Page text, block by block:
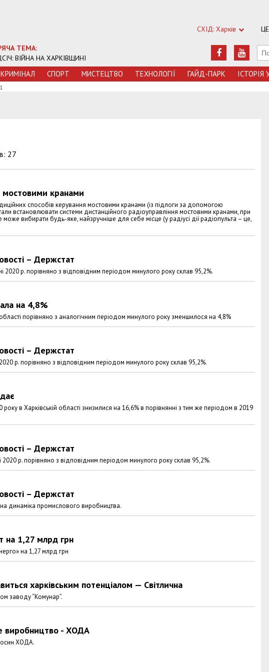
ТЕМА:
ВІЙНА НА ХАРКІВЩИНІ
СХІД: Харків
КРИМIНАЛ СПОРТ МИСТЕЦТВО ТЕХНОЛОГIЇ ГАЙД-ПАРК ІСТОРІЯ
27
мостовими кранами
способів керування мостовими кранами (із підлоги за допомогою
встановлювати системи дистанційного радіоуправління мостовими кранами, при
вибирати будь-яке, найзручніше для себе місце (у радіусі дії радіопульта – це,
– Держстат
2020 р. порівняно з відповідним періодом минулого року склав 95,2%.
на 4,8%
порівняно з аналогічним періодом минулого року зменшилося на 4,8%
– Держстат
р. порівняно з відповідним періодом минулого року склав 95,2%.
в Харківській області знизилися на 16,6% в порівнянні з тим же періодом в 2019
– Держстат
2020 р. порівняно з відповідним періодом минулого року склав 95,2%.
– Держстат
динаміка промислового виробництва.
на 1,27 млрд грн
на 1,27 млрд грн
харківським потенціалом — Світлична
заводу “Комунар”.
виробництво - ХОДА
ХОДА.